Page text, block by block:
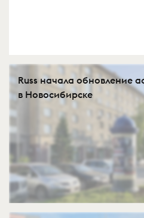
Russ начала обновление
в Новосибирске